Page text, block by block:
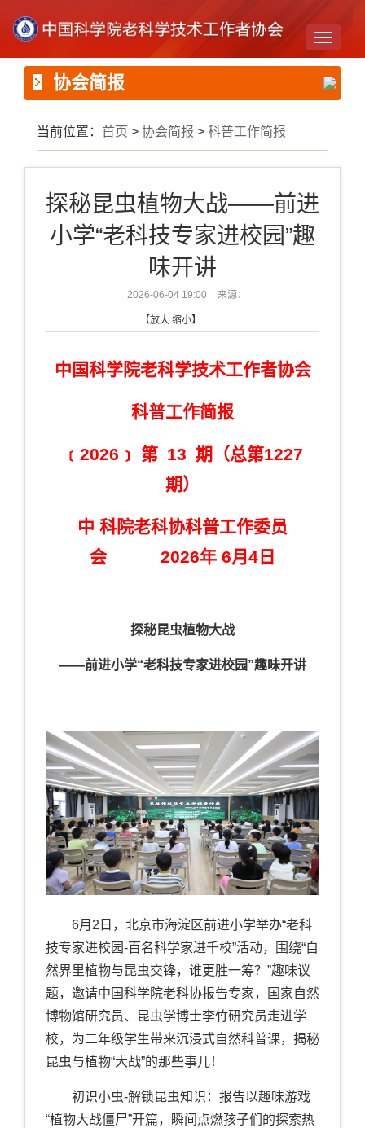
Toggle
协会简报
当前位置： 首页 > 协会简报 > 科普工作简报
探秘昆虫植物大战——前进
小学“老科技专家进校园”趣
味开讲
2026-06-04 19:00 来源：
【放大 缩小】
中国科学院老科学技术工作者协会
科普工作简报
﹝2026﹞ 第 13 期（总第1227
期）
中 科院老科协科普工作委员
会 2026年 6月4日
探秘昆虫植物大战
——前进小学“老科技专家进校园”趣味开讲
6月2日，北京市海淀区前进小学举办“老科
技专家进校园-百名科学家进千校”活动，围绕“自
然界里植物与昆虫交锋，谁更胜一筹？”趣味议
题，邀请中国科学院老科协报告专家，国家自然
博物馆研究员、昆虫学博士李竹研究员走进学
校，为二年级学生带来沉浸式自然科普课，揭秘
昆虫与植物“大战”的那些事儿！
初识小虫-解锁昆虫知识：报告以趣味游戏
“植物大战僵尸”开篇，瞬间点燃孩子们的探索热